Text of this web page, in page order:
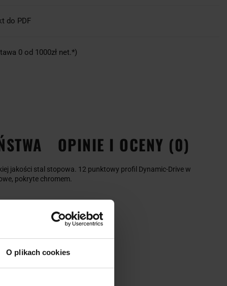
O plikach cookies
do PDF
0 od 1000zł net.*)
OPINIE I OCENY (0)
jakości stal stopowa. 12 punktowy profil Dynamic-Drive w
pokryte chromem.